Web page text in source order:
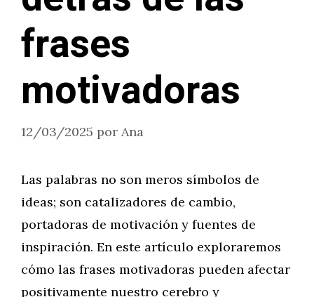
frases
motivadoras
12/03/2025 por Ana
Las palabras no son meros símbolos de
ideas; son catalizadores de cambio,
portadoras de motivación y fuentes de
inspiración. En este artículo exploraremos
cómo las frases motivadoras pueden afectar
positivamente nuestro cerebro y